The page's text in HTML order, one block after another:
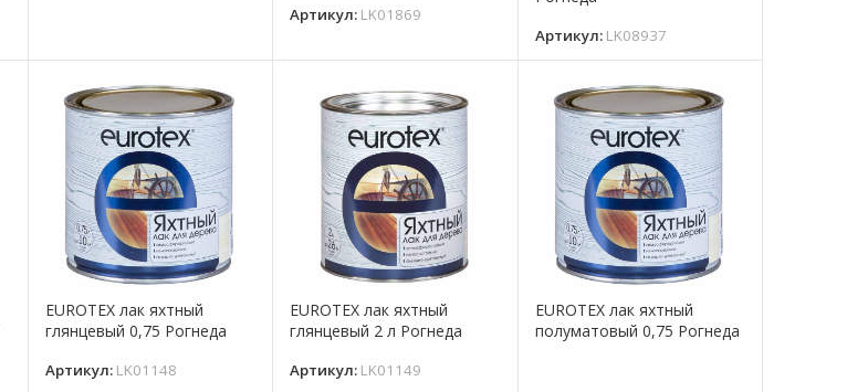
Артикул: LK01869
Артикул: LK08937
EUROTEX лак яхтный
глянцевый 0,75 Рогнеда
Артикул: LK01148
EUROTEX лак яхтный
глянцевый 2 л Рогнеда
Артикул: LK01149
EUROTEX лак яхтный
полуматовый 0,75 Рогнеда